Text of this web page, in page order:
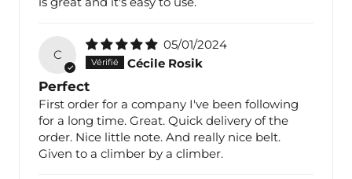
C
05/01/2024
Cécile Rosik
Perfect
First order for a company I've been following
for a long time. Great. Quick delivery of the
order. Nice little note. And really nice belt.
Given to a climber by a climber.